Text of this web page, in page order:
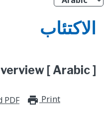
الاكتئاب
[ Arabic ]
PDF Print